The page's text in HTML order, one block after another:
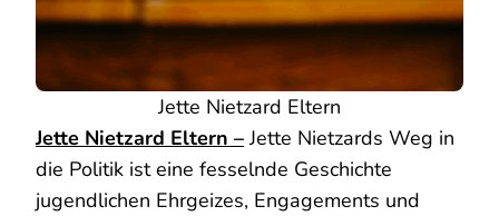
Jette Nietzard Eltern
Jette Nietzard Eltern – Jette Nietzards Weg in
die Politik ist eine fesselnde Geschichte
jugendlichen Ehrgeizes, Engagements und